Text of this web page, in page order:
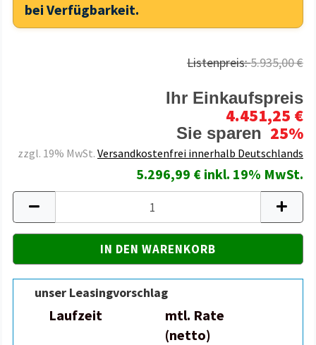
bei Verfügbarkeit.
Listenpreis:5.935,00 €
Ihr Einkaufspreis
4.451,25 €
Sie sparen 25%
zzgl. 19% MwSt. Versandkostenfrei innerhalb Deutschlands
5.296,99 € inkl. 19% MwSt.
unser Leasingvorschlag
Laufzeit
mtl. Rate
(netto)